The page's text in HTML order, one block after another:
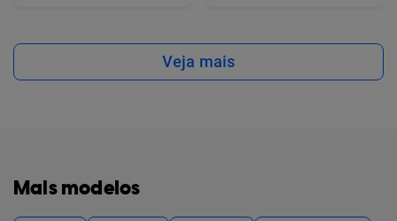
Veja mais
Mais modelos